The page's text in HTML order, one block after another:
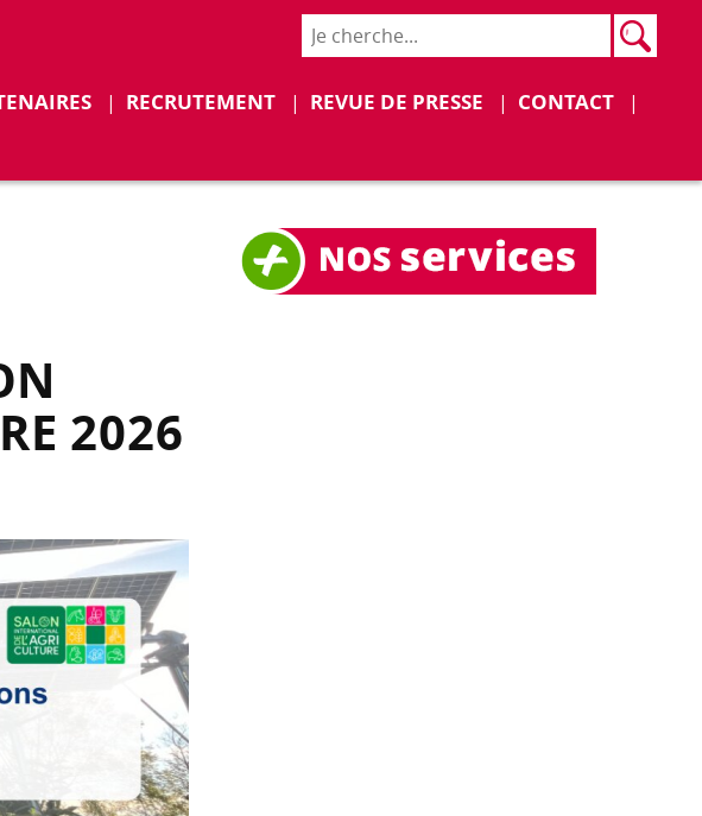
RECRUTEMENT Déplier
REVUE DE PRESSE Déplier
CONTACT
2026